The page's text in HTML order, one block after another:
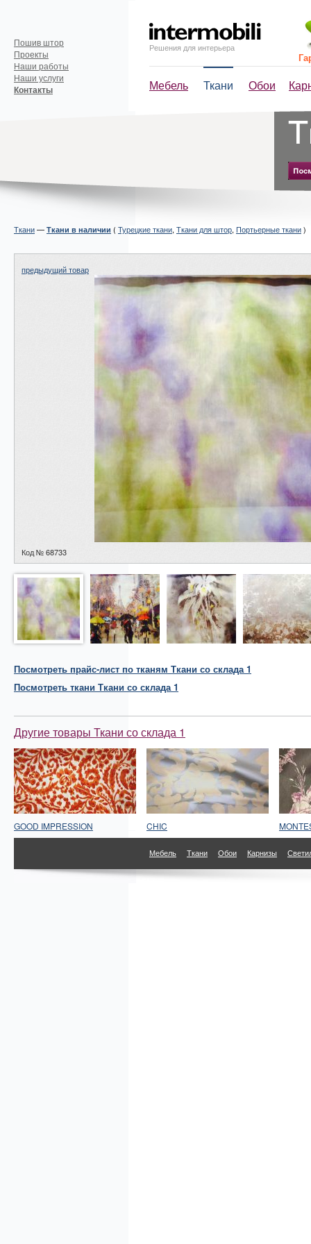
Решения для интерьера
Мебель Ткани Обои
Пошив штор
Проекты
Наши работы
Наши услуги
Контакты
Ткани— Ткани в наличии ( Турецкие ткани, Ткани для штор, Портьерные ткани)
предыдущий товар
Код № 68733
Посмотреть прайс-лист по тканям Ткани со склада 1
Посмотреть ткани Ткани со склада 1
Другие товары Ткани со склада 1
GOOD IMPRESSION CHIC
Мебель Ткани Обои Карнизы